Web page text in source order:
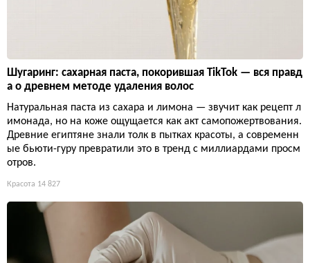
Шугаринг: сахарная паста, покорившая TikTok — вся правд
а о древнем методе удаления волос
Натуральная паста из сахара и лимона — звучит как рецепт л
имонада, но на коже ощущается как акт самопожертвования.
Древние египтяне знали толк в пытках красоты, а современн
ые бьюти-гуру превратили это в тренд с миллиардами просм
отров.
Красота 14 827